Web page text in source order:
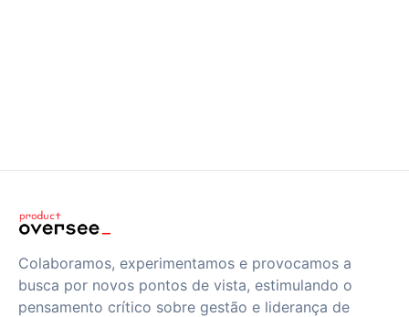
Colaboramos, experimentamos e provocamos a
busca por novos pontos de vista, estimulando o
pensamento crítico sobre gestão e liderança de